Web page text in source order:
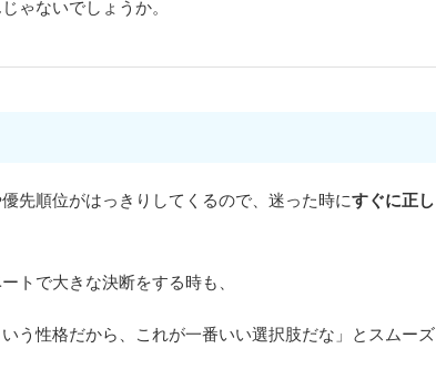
ゃないでしょうか。
先順位がはっきりしてくるので、迷った時にすぐに正し
トで大きな決断をする時も、
う性格だから、これが一番いい選択肢だな」とスムーズ